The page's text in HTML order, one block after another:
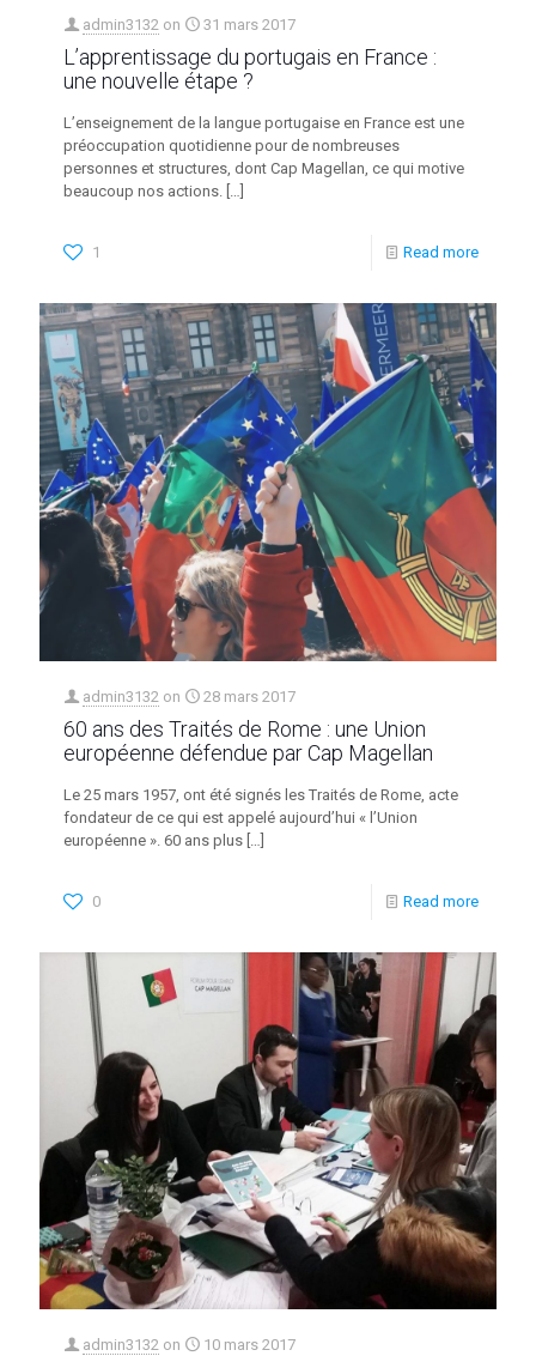
admin3132 on 31 mars 2017
L’apprentissage du portugais en France :
une nouvelle étape ?
L’enseignement de la langue portugaise en France est une
préoccupation quotidienne pour de nombreuses
personnes et structures, dont Cap Magellan, ce qui motive
beaucoup nos actions. […]
1 Read more
admin3132 on 28 mars 2017
60 ans des Traités de Rome : une Union
européenne défendue par Cap Magellan
Le 25 mars 1957, ont été signés les Traités de Rome, acte
fondateur de ce qui est appelé aujourd’hui « l’Union
européenne ». 60 ans plus […]
0 Read more
admin3132 on 10 mars 2017